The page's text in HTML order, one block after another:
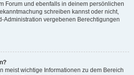
Forum und ebenfalls in deinem persönlichen
schreiben kannst oder nicht,
Administration vergebenen Berechtigungen
meist wichtige Informationen zu dem Bereich